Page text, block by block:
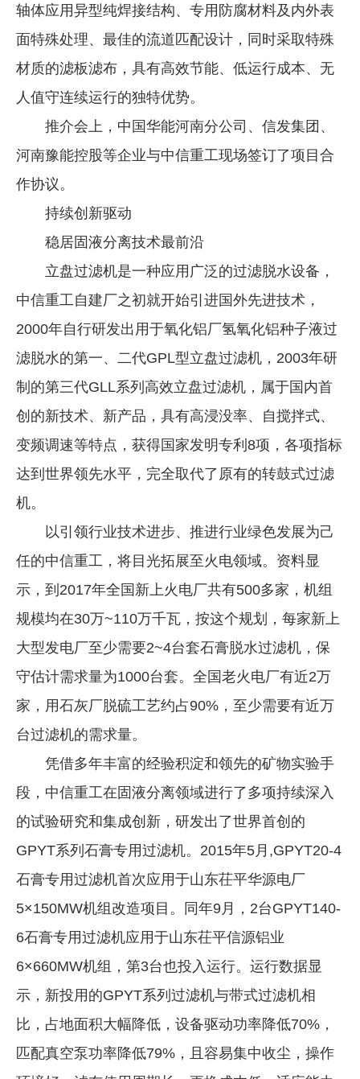
轴体应用异型纯焊接结构、专用防腐材料及内外表
面特殊处理、最佳的流道匹配设计，同时采取特殊
材质的滤板滤布，具有高效节能、低运行成本、无
人值守连续运行的独特优势。
推介会上，中国华能河南分公司、信发集团、
河南豫能控股等企业与中信重工现场签订了项目合
作协议。
持续创新驱动
稳居固液分离技术最前沿
立盘过滤机是一种应用广泛的过滤脱水设备，
中信重工自建厂之初就开始引进国外先进技术，
2000年自行研发出用于氧化铝厂氢氧化铝种子液过
滤脱水的第一、二代GPL型立盘过滤机，2003年研
制的第三代GLL系列高效立盘过滤机，属于国内首
创的新技术、新产品，具有高浸没率、自搅拌式、
变频调速等特点，获得国家发明专利8项，各项指标
达到世界领先水平，完全取代了原有的转鼓式过滤
机。
以引领行业技术进步、推进行业绿色发展为己
任的中信重工，将目光拓展至火电领域。资料显
示，到2017年全国新上火电厂共有500多家，机组
规模均在30万~110万千瓦，按这个规划，每家新上
大型发电厂至少需要2~4台套石膏脱水过滤机，保
守估计需求量为1000台套。全国老火电厂有近2万
家，用石灰厂脱硫工艺约占90%，至少需要有近万
台过滤机的需求量。
凭借多年丰富的经验积淀和领先的矿物实验手
段，中信重工在固液分离领域进行了多项持续深入
的试验研究和集成创新，研发出了世界首创的
GPYT系列石膏专用过滤机。2015年5月,GPYT20-4
石膏专用过滤机首次应用于山东茌平华源电厂
5×150MW机组改造项目。同年9月，2台GPYT140-
6石膏专用过滤机应用于山东茌平信源铝业
6×660MW机组，第3台也投入运行。运行数据显
示，新投用的GPYT系列过滤机与带式过滤机相
比，占地面积大幅降低，设备驱动功率降低70%，
匹配真空泵功率降低79%，且容易集中收尘，操作